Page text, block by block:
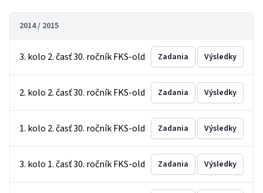
2014 / 2015
3. kolo 2. časť 30. ročník FKS-old Zadania Výsledky
2. kolo 2. časť 30. ročník FKS-old Zadania Výsledky
1. kolo 2. časť 30. ročník FKS-old Zadania Výsledky
3. kolo 1. časť 30. ročník FKS-old Zadania Výsledky